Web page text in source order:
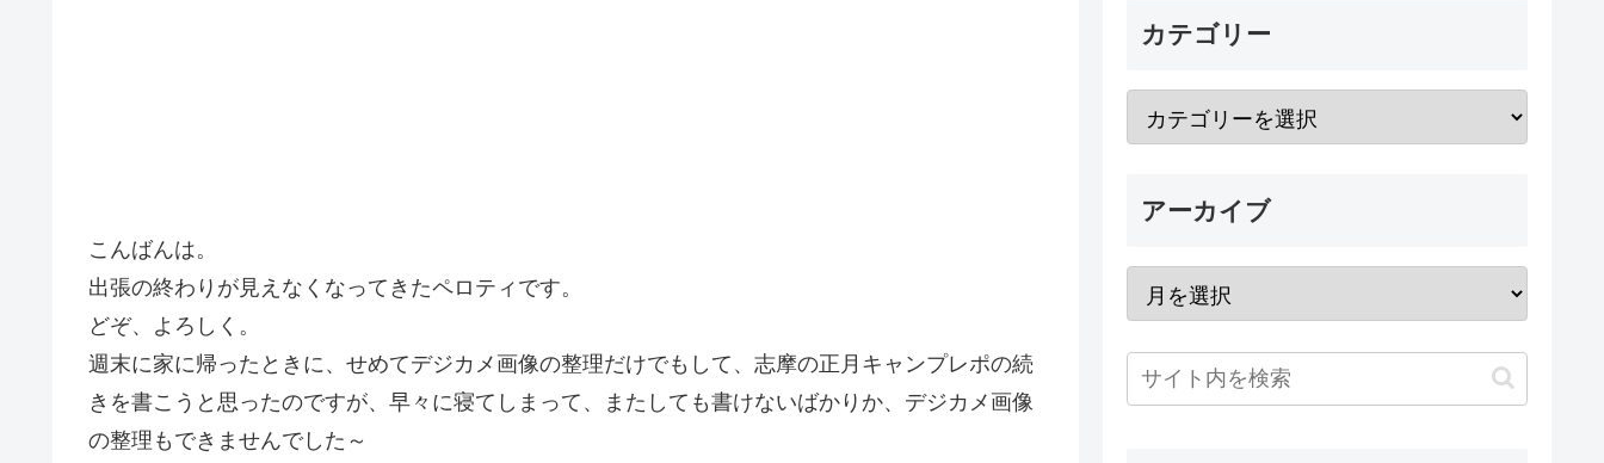
こんばんは。
出張の終わりが見えなくなってきたペロティです。
どぞ、よろしく。
週末に家に帰ったときに、せめてデジカメ画像の整理だけでもして、志摩の正月キャンプレポの続
きを書こうと思ったのですが、早々に寝てしまって、またしても書けないばかりか、デジカメ画像
の整理もできませんでした～
カテゴリー
アーカイブ